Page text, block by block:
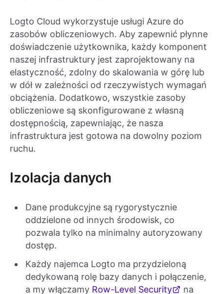
Logto Cloud wykorzystuje usługi Azure do
zasobów obliczeniowych. Aby zapewnić płynne
doświadczenie użytkownika, każdy komponent
naszej infrastruktury jest zaprojektowany na
elastyczność, zdolny do skalowania w górę lub
w dół w zależności od rzeczywistych wymagań
obciążenia. Dodatkowo, wszystkie zasoby
obliczeniowe są skonfigurowane z własną
dostępnością, zapewniając, że nasza
infrastruktura jest gotowa na dowolny poziom
ruchu.
Izolacja danych
Dane produkcyjne są rygorystycznie
oddzielone od innych środowisk, co
pozwala tylko na minimalny autoryzowany
dostęp.
Każdy najemca Logto ma przydzieloną
dedykowaną rolę bazy danych i połączenie,
a my włączamy Row-Level Security na